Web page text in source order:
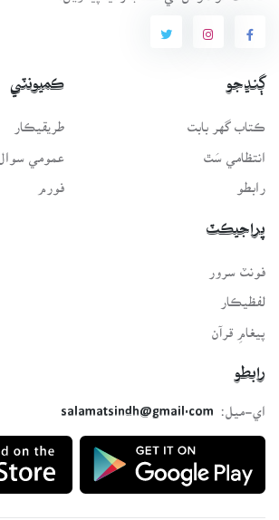
ڳنڍجو
ڪتاب گهر بابت
انتظامي سَٿ
رابطو
ڪميونٽي
طريقيڪار
عمومي سوال
فورم
پراجيڪٽ
لفظيڪار
پيغامِ قرآن
رابطو
اي-ميل:
salamatsindh@gmail.com